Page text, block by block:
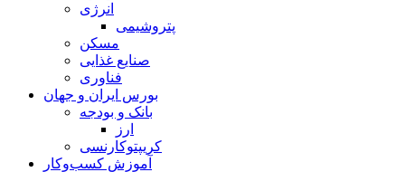
انرژی
پتروشیمی
مسکن
صنایع غذایی
فناوری
بورس ایران و جهان
بانک و بودجه
ارز
کریپتوکارنسی
آموزش کسب‌وکار